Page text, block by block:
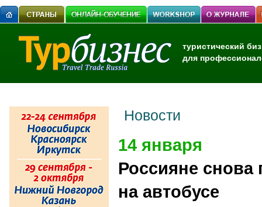
туристический
для
Новости
14 января
Россияне снова
на автобусе